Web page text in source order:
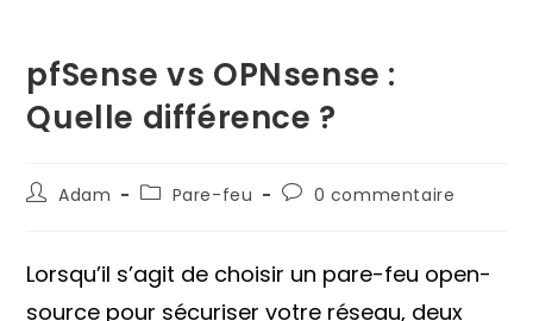
pfSense vs OPNsense :
Quelle différence ?
Auteur/autrice
Adam
PostPare-feu
Commentaires
0 commentaire
Lorsqu’il s’agit de choisir un pare-feu open-
source pour sécuriser votre réseau, deux